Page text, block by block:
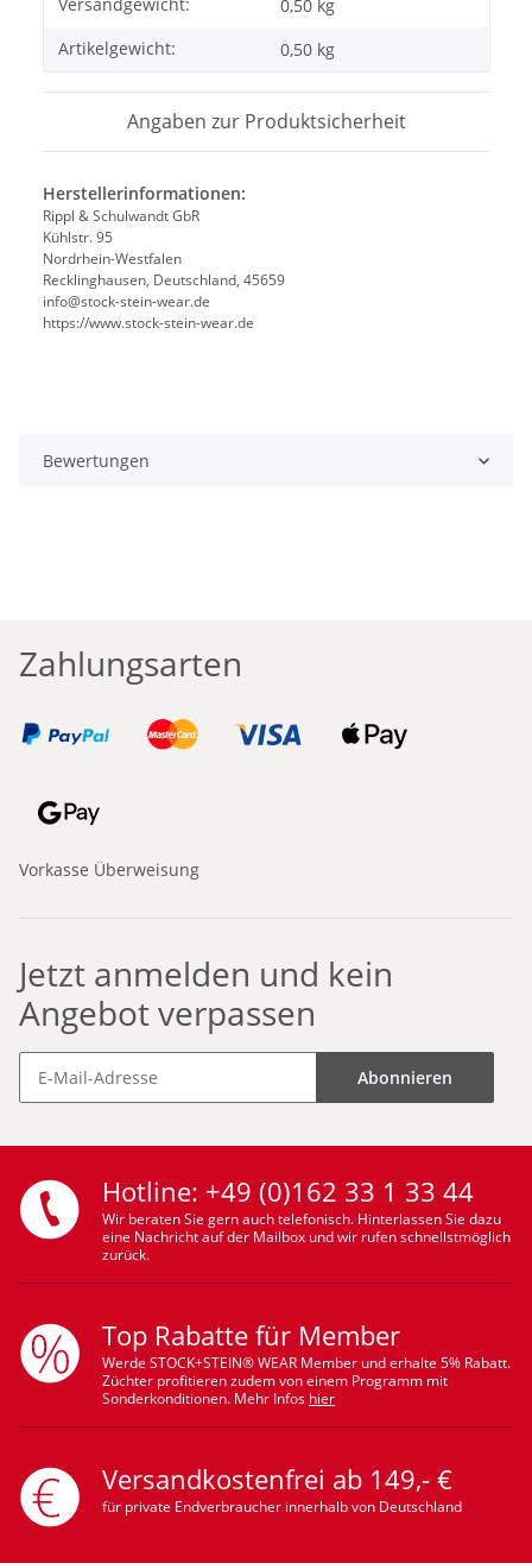
0,50 kg
Artikelgewicht:
0,50 kg
Angaben zur Produktsicherheit
Herstellerinformationen:
Rippl & Schulwandt GbR
Kühlstr. 95
Nordrhein-Westfalen
Recklinghausen, Deutschland, 45659
info@stock-stein-wear.de
https://www.stock-stein-wear.de
Bewertungen
Zahlungsarten
Vorkasse Überweisung
Jetzt anmelden und kein
Angebot verpassen
Abonnieren
Hotline: +49 (0)162 33 1 33 44
Wir beraten Sie gern auch telefonisch. Hinterlassen Sie dazu
eine Nachricht auf der Mailbox und wir rufen schnellstmöglich
zurück.
Top Rabatte für Member
Werde STOCK+STEIN® WEAR Member und erhalte 5% Rabatt.
Züchter profitieren zudem von einem Programm mit
Sonderkonditionen. Mehr Infos hier
Versandkostenfrei ab 149,- €
für private Endverbraucher innerhalb von Deutschland